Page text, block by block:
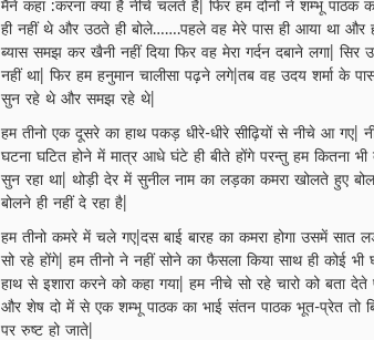
मैंने कहा :करना क्या है नीचे चलते हैं| फिर हम दोनों ने शम्भू पाठक
ही नहीं थे और उठते ही बोले…….पहले वह मेरे पास ही आया था और
ब्यास समझ कर खैनी नहीं दिया फिर वह मेरा गर्दन दबाने लगा| सिर
नहीं था| फिर हम हनुमान चालीसा पढ़ने लगे|तब वह उदय शर्मा के
सुन रहे थे और समझ रहे थे|
हम तीनो एक दूसरे का हाथ पकड़ धीरे-धीरे सीढ़ियों से नीचे आ गए|
घटना घटित होने में मात्र आधे घंटे ही बीते होंगे परन्तु हम कितना
सुन रहा था| थोड़ी देर में सुनील नाम का लड़का कमरा खोलते हुए
बोलने ही नहीं दे रहा है|
हम तीनो कमरे में चले गए|दस बाई बारह का कमरा होगा उसमें
सो रहे होंगे| हम तीनो ने नहीं सोने का फैसला किया साथ ही कोई
हाथ से इशारा करने को कहा गया| हम नीचे सो रहे चारो को बता देते
और शेष दो में से एक शम्भू पाठक का भाई संतन पाठक भूत-प्रेत तो
पर रुष्ट हो जाते|